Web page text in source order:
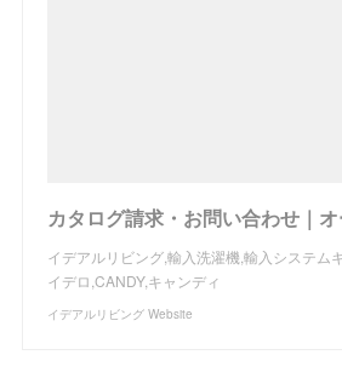
イデアルリビング,輸入洗濯機,輸入システム
イデロ,CANDY,キャンディ
イデアルリビング Website